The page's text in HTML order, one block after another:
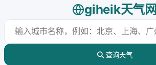
giheik天气网
查询天气